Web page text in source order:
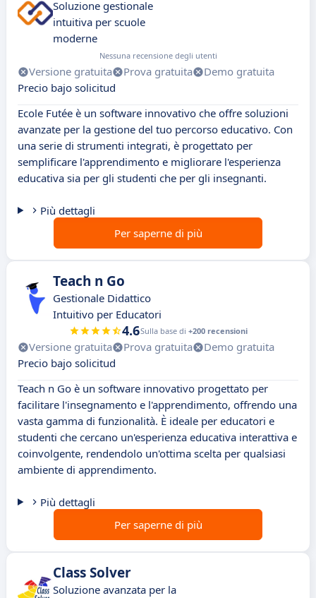
Soluzione gestionale
intuitiva per scuole
moderne
Nessuna recensione degli utenti
Versione gratuita Prova gratuita
Demo gratuita
Precio bajo solicitud
Ecole Futée è un software innovativo che offre soluzioni
avanzate per la gestione del tuo percorso educativo. Con
una serie di strumenti integrati, è progettato per
semplificare l'apprendimento e migliorare l'esperienza
educativa sia per gli studenti che per gli insegnanti.
Più dettagli
Per saperne di più
Teach n Go
Gestionale Didattico
Intuitivo per Educatori
4.6Sulla base di +200 recensioni
Versione gratuita Prova gratuita
Demo gratuita
Precio bajo solicitud
Teach n Go è un software innovativo progettato per
facilitare l'insegnamento e l'apprendimento, offrendo una
vasta gamma di funzionalità. È ideale per educatori e
studenti che cercano un'esperienza educativa interattiva e
coinvolgente, rendendolo un'ottima scelta per qualsiasi
ambiente di apprendimento.
Più dettagli
Per saperne di più
Class Solver
Soluzione avanzata per la